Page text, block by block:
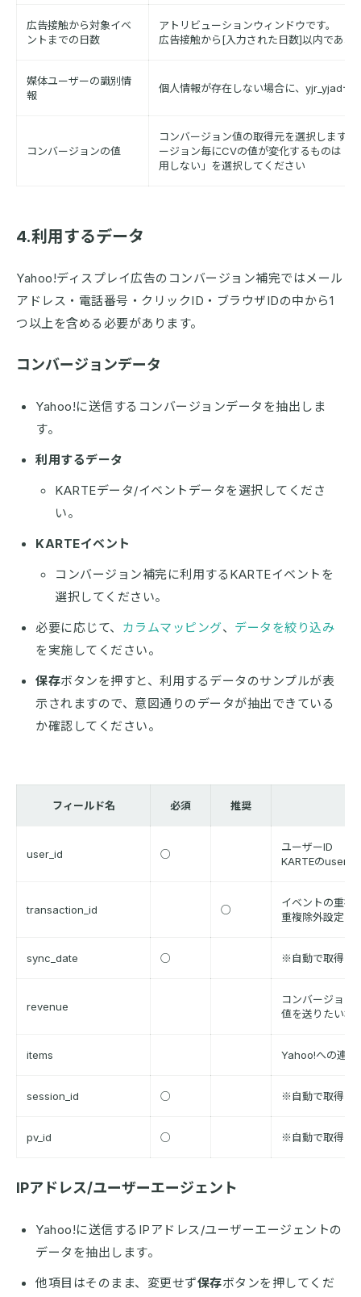
広告接触から対象イベ
ントまでの日数
アトリビューションウィンドウです。
広告接触から[入力された日数]以内であれ
媒体ユーザーの識別情
報
個人情報が存在しない場合に、yjr_yjadデ
コンバージョンの値
コンバージョン値の取得元を選択します
ージョン毎にCVの値が変化するものは「
用しない」を選択してください
4.利用するデータ
Yahoo!ディスプレイ広告のコンバージョン補完ではメール
アドレス・電話番号・クリックID・ブラウザIDの中から1
つ以上を含める必要があります。
コンバージョンデータ
Yahoo!に送信するコンバージョンデータを抽出しま
す。
利用するデータ
KARTEデータ/イベントデータを選択してくださ
い。
KARTEイベント
コンバージョン補完に利用するKARTEイベントを
選択してください。
必要に応じて、 カラムマッピング、 データを絞り込み
を実施してください。
保存ボタンを押すと、利用するデータのサンプルが表
示されますので、意図通りのデータが抽出できている
か確認してください。
フィールド名 必須 推奨
user_id ○
ユーザーID
KARTEの
transaction_id ○
イベントの重複
重複除外設定で
sync_date ○ ※自動で取得さ
revenue
コンバージョン
値を送りたい場
items Yahoo!への連携
session_id ○ ※自動で取得さ
pv_id ○ ※自動で取得さ
IPアドレス/ユーザーエージェント
Yahoo!に送信するIPアドレス/ユーザーエージェントの
データを抽出します。
他項目はそのまま、変更せず保存ボタンを押してくだ